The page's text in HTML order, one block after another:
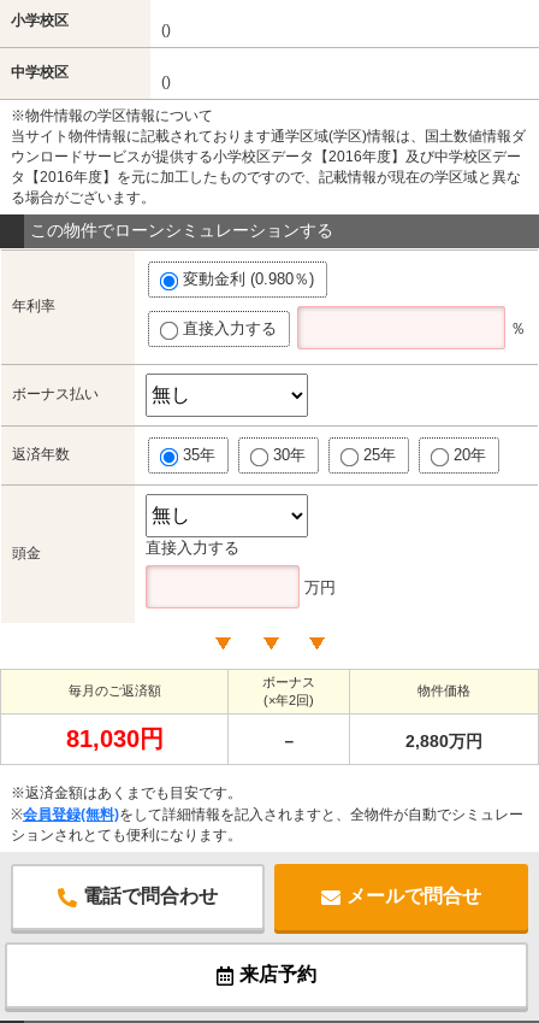
小学校区
()
中学校区
()
※物件情報の学区情報について
当サイト物件情報に記載されております通学区域(学区)情報は、国土数値情報ダ
ウンロードサービスが提供する小学校区データ【2016年度】及び中学校区デー
タ【2016年度】を元に加工したものですので、記載情報が現在の学区域と異な
る場合がございます。
この物件でローンシミュレーションする
年利率
変動金利 (0.980％)
直接入力する ％
ボーナス払い
返済年数 35年 30年 25年 20年
頭金 直接入力する
万円
毎月のご返済額
ボーナス
(×年2回)
物件価格
81,030円 － 2,880万円
※返済金額はあくまでも目安です。
※会員登録(無料)をして詳細情報を記入されますと、全物件が自動でシミュレー
ションされとても便利になります。
電話で問合わせ メールで問合せ
来店予約